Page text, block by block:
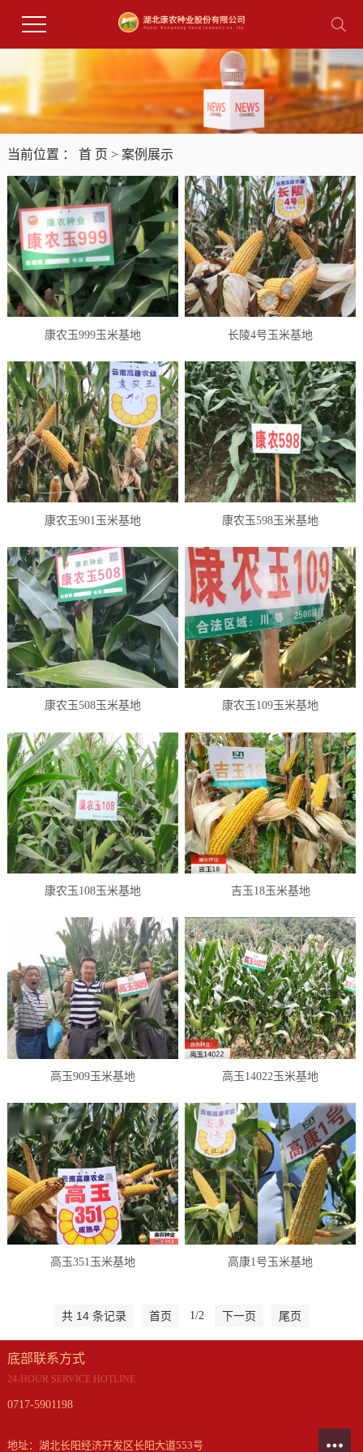
当前位置 ： 首 页 > 案例展示
康农玉999玉米基地 长陵4号玉米基地
康农玉901玉米基地 康农玉598玉米基地
康农玉508玉米基地 康农玉109玉米基地
康农玉108玉米基地 吉玉18玉米基地
高玉909玉米基地 高玉14022玉米基地
高玉351玉米基地 高康1号玉米基地
共 14 条记录 首页 1/2 下一页 尾页
底部联系方式
24-HOUR SERVICE HOTLINE
0717-5901198
地址：湖北长阳经济开发区长阳大道553号